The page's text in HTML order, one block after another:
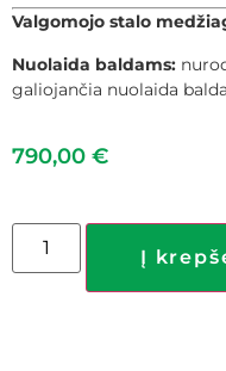
Valgomojo stalo
Nuolaida baldams:
galiojančia nuolaida
790,00 €
Į